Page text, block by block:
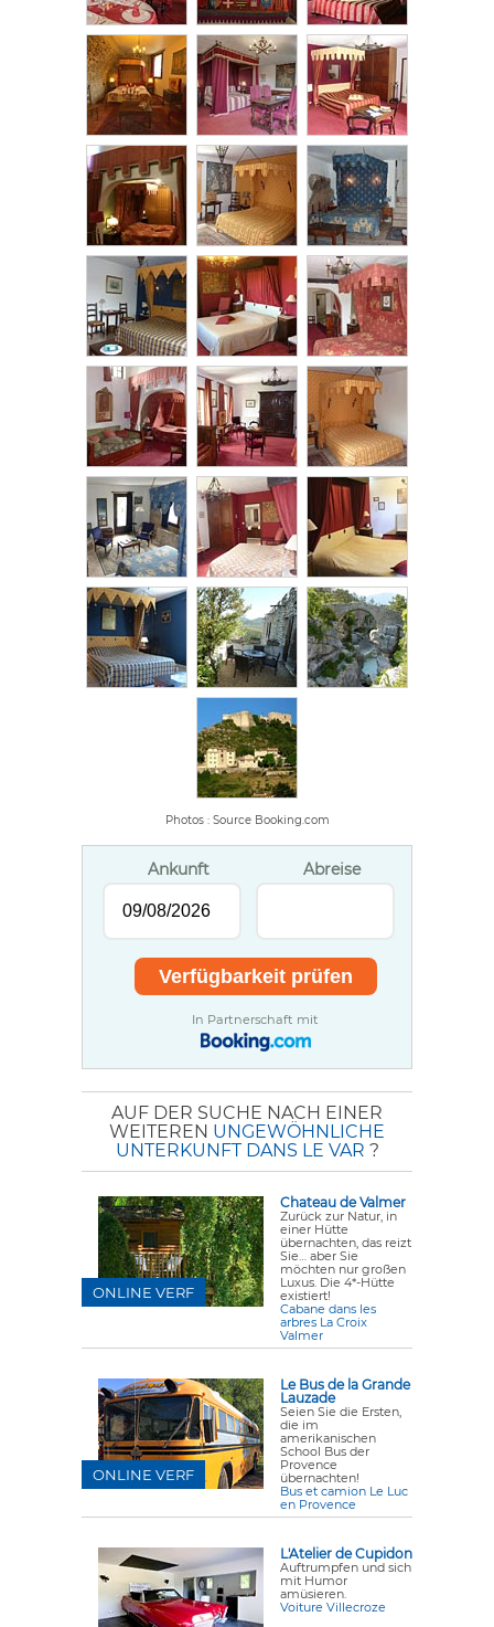
Photos : Source Booking.com
Ankunft Abreise
In Partnerschaft mit
AUF DER SUCHE NACH EINER
WEITEREN UNGEWÖHNLICHE
UNTERKUNFT DANS LE VAR ?
Chateau de Valmer
Zurück zur Natur, in
einer Hütte
übernachten, das reizt
Sie… aber Sie
möchten nur großen
Luxus. Die 4*-Hütte
existiert!
Cabane dans les
arbres La Croix
Valmer
ONLINE VERF
Le Bus de la Grande
Lauzade
Seien Sie die Ersten,
die im
amerikanischen
School Bus der
Provence
übernachten!
Bus et camion Le Luc
en Provence
ONLINE VERF
L'Atelier de Cupidon
Auftrumpfen und sich
mit Humor
amüsieren.
Voiture Villecroze